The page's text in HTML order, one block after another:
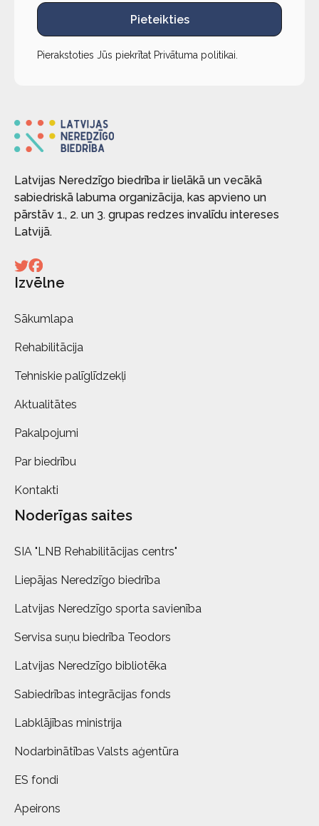
Pieteikties
Pierakstoties Jūs piekrītat Privātuma politikai
Latvijas Neredzīgo biedrība ir lielākā un vecākā
sabiedriskā labuma organizācija, kas apvieno un
pārstāv 1., 2. un 3. grupas redzes invalīdu intereses
Latvijā.
Izvēlne
Sākumlapa
Rehabilitācija
Tehniskie palīglīdzekļi
Aktualitātes
Pakalpojumi
Par biedrību
Kontakti
Noderīgas saites
SIA "LNB Rehabilitācijas centrs"
Liepājas Neredzīgo biedrība
Latvijas Neredzīgo sporta savienība
Servisa suņu biedrība Teodors
Latvijas Neredzīgo bibliotēka
Sabiedrības integrācijas fonds
Labklājības ministrija
Nodarbinātības Valsts aģentūra
ES fondi
Apeirons